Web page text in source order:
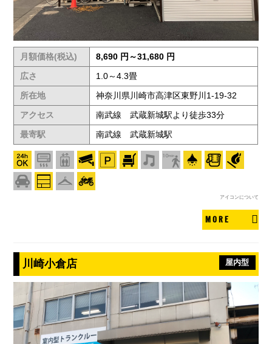
月額価格(税込)
8,690 円～31,680 円
広さ
1.0～4.3畳
所在地
神奈川県川崎市高津区東野川1-19-32
アクセス
南武線 武蔵新城駅より徒歩33分
最寄駅
南武線 武蔵新城駅
アイコンについて
MORE
川崎小倉店 屋内型